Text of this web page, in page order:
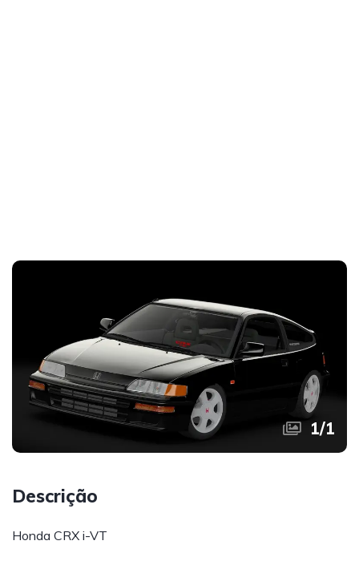
1/1
Descrição
Honda CRX i-VT